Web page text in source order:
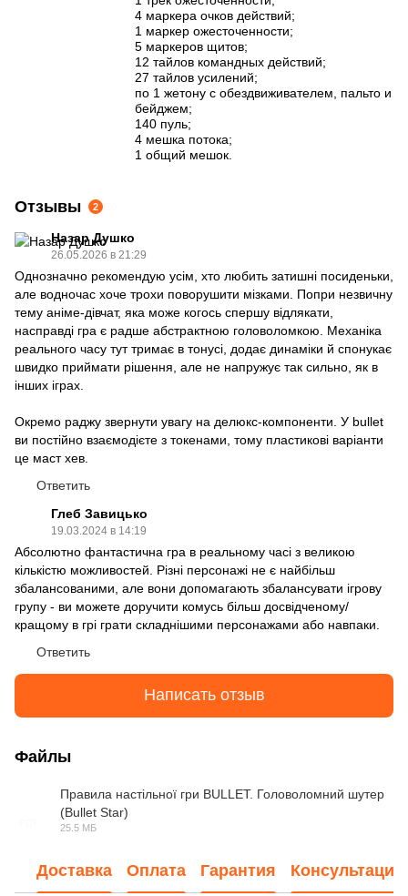
4 маркера очков действий;
1 маркер ожесточенности;
5 маркеров щитов;
12 тайлов командных действий;
27 тайлов усилений;
по 1 жетону с обездвиживателем, пальто и
бейджем;
140 пуль;
4 мешка потока;
1 общий мешок.
Отзывы 2
Назар Душко
26.05.2026 в 21:29
Однозначно рекомендую усім, хто любить затишні посиденьки,
але водночас хоче трохи поворушити мізками. Попри незвичну
тему аніме-дівчат, яка може когось спершу відлякати,
насправді гра є радше абстрактною головоломкою. Механіка
реального часу тут тримає в тонусі, додає динаміки й спонукає
швидко приймати рішення, але не напружує так сильно, як в
інших іграх.
Окремо раджу звернути увагу на делюкс-компоненти. У bullet
ви постійно взаємодієте з токенами, тому пластикові варіанти
це маст хев.
Ответить
Глеб Завицько
19.03.2024 в 14:19
Абсолютно фантастична гра в реальному часі з великою
кількістю можливостей. Різні персонажі не є найбільш
збалансованими, але вони допомагають збалансувати ігрову
групу - ви можете доручити комусь більш досвідченому/
кращому в грі грати складнішими персонажами або навпаки.
Ответить
Написать отзыв
Файлы
Правила настільної гри BULLET. Головоломний шутер
(Bullet Star)
25.5 МБ
Доставка Оплата Гарантия Консультация